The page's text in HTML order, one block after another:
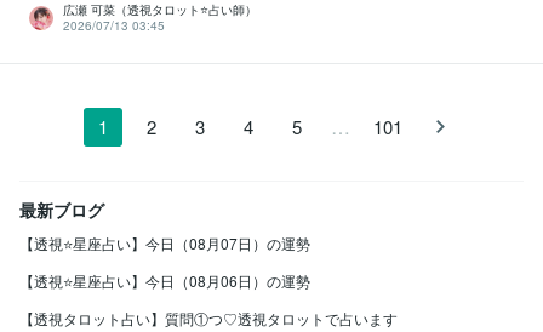
広瀬 可菜（透視タロット⭐占い師）
2026/07/13 03:45
1 2 3 4 5 … 101
最新ブログ
【透視⭐️星座占い】今日（08月07日）の運勢
【透視⭐️星座占い】今日（08月06日）の運勢
【透視タロット占い】質問①つ♡透視タロットで占います